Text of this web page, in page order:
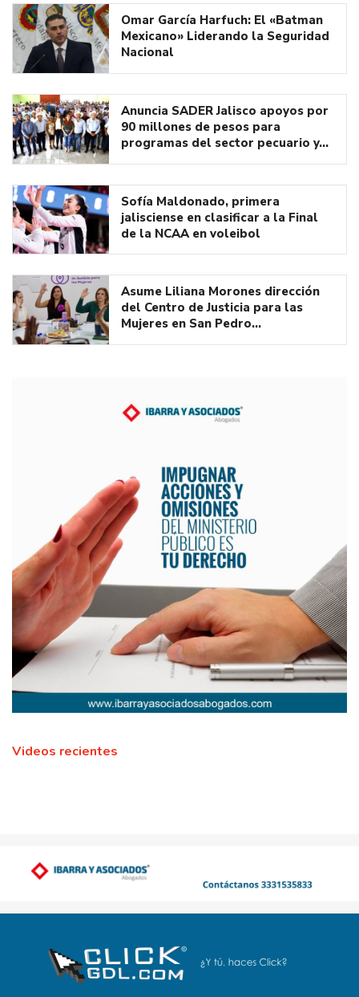
Omar García Harfuch: El «Batman
Mexicano» Liderando la Seguridad
Nacional
Anuncia SADER Jalisco apoyos por
90 millones de pesos para
programas del sector pecuario y…
Sofía Maldonado, primera
jalisciense en clasificar a la Final
de la NCAA en voleibol
Asume Liliana Morones dirección
del Centro de Justicia para las
Mujeres en San Pedro…
Videos recientes